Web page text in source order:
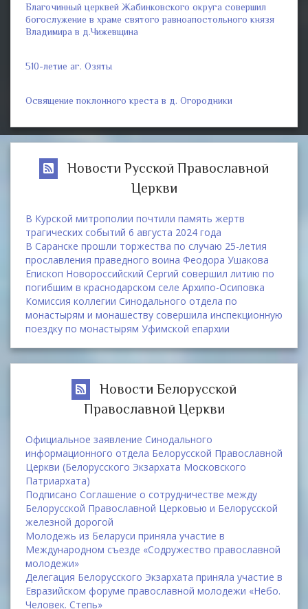
Благочинный церквей Жабинковского округа совершил
богослужение в храме святого равноапостольного князя
Владимира в д.Чижевщина
510-летие аг. Озяты
Освящение поклонного креста в д. Огородники
Новости Русской Православной
Церкви
В Курской митрополии почтили память жертв
трагических событий 6 августа 2024 года
В Саранске прошли торжества по случаю 25-летия
прославления праведного воина Феодора Ушакова
Епископ Новороссийский Сергий совершил литию по
погибшим в краснодарском селе Архипо-Осиповка
Комиссия коллегии Синодального отдела по
монастырям и монашеству совершила инспекционную
поездку по монастырям Уфимской епархии
Новости Белорусской
Православной Церкви
Официальное заявление Синодального
информационного отдела Белорусской Православной
Церкви (Белорусского Экзархата Московского
Патриархата)
Подписано Соглашение о сотрудничестве между
Белорусской Православной Церковью и Белорусской
железной дорогой
Молодежь из Беларуси приняла участие в
Международном съезде «Содружество православной
молодежи»
Делегация Белорусского Экзархата приняла участие в
Евразийском форуме православной молодежи «Небо.
Человек. Степь»